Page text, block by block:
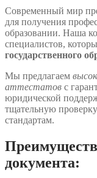
Современный мир
для получения
образовании. Наша
специалистов,
государственного
Мы предлагаем
аттестатов с
юридической
тщательную
стандартам.
документа: